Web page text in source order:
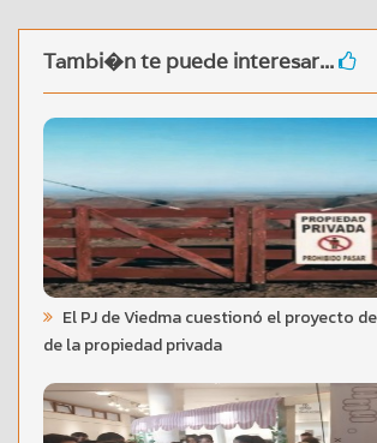
Tambi�n te puede interesar...
El PJ de Viedma cuestionó el proyecto
de la propiedad privada